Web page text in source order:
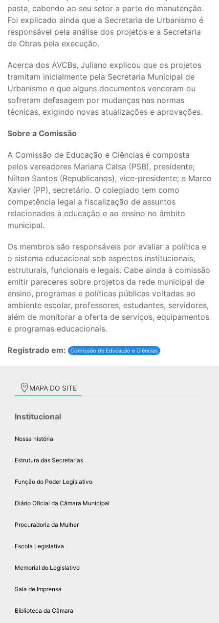
pasta, cabendo ao seu setor a parte de manutenção.
Foi explicado ainda que a Secretaria de Urbanismo é
responsável pela análise dos projetos e a Secretaria
de Obras pela execução.
Acerca dos AVCBs, Juliano explicou que os projetos
tramitam inicialmente pela Secretaria Municipal de
Urbanismo e que alguns documentos venceram ou
sofreram defasagem por mudanças nas normas
técnicas, exigindo novas atualizações e aprovações.
Sobre a Comissão
A Comissão de Educação e Ciências é composta
pelos vereadores Mariana Calsa (PSB), presidente;
Nilton Santos (Republicanos), vice-presidente; e Marco
Xavier (PP), secretário. O colegiado tem como
competência legal a fiscalização de assuntos
relacionados à educação e ao ensino no âmbito
municipal.
Os membros são responsáveis por avaliar a política e
o sistema educacional sob aspectos institucionais,
estruturais, funcionais e legais. Cabe ainda à comissão
emitir pareceres sobre projetos da rede municipal de
ensino, programas e políticas públicas voltadas ao
ambiente escolar, professores, estudantes, servidores,
além de monitorar a oferta de serviços, equipamentos
e programas educacionais.
Registrado em: Comissão de Educação e Ciências
MAPA DO SITE
Institucional
Nossa história
Estrutura das Secretarias
Função do Poder Legislativo
Diário Oficial da Câmara Municipal
Procuradoria da Mulher
Escola Legislativa
Memorial do Legislativo
Sala de Imprensa
Biblioteca da Câmara